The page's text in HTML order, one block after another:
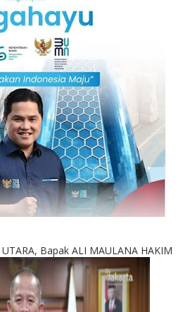
Bapak ALI MAULANA HAKIM